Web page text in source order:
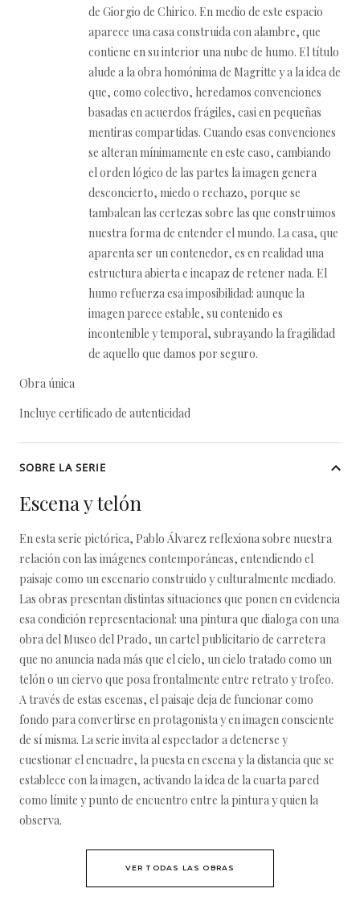
de Giorgio de Chirico. En medio de este espacio
aparece una casa construida con alambre, que
contiene en su interior una nube de humo. El título
alude a la obra homónima de Magritte y a la idea de
que, como colectivo, heredamos convenciones
basadas en acuerdos frágiles, casi en pequeñas
mentiras compartidas. Cuando esas convenciones
se alteran mínimamente en este caso, cambiando
el orden lógico de las partes la imagen genera
desconcierto, miedo o rechazo, porque se
tambalean las certezas sobre las que construimos
nuestra forma de entender el mundo. La casa, que
aparenta ser un contenedor, es en realidad una
estructura abierta e incapaz de retener nada. El
humo refuerza esa imposibilidad: aunque la
imagen parece estable, su contenido es
incontenible y temporal, subrayando la fragilidad
de aquello que damos por seguro.
Obra única
Incluye certificado de autenticidad
SOBRE LA SERIE
Escena y telón
En esta serie pictórica, Pablo Álvarez reflexiona sobre nuestra
relación con las imágenes contemporáneas, entendiendo el
paisaje como un escenario construido y culturalmente mediado.
Las obras presentan distintas situaciones que ponen en evidencia
esa condición representacional: una pintura que dialoga con una
obra del Museo del Prado, un cartel publicitario de carretera
que no anuncia nada más que el cielo, un cielo tratado como un
telón o un ciervo que posa frontalmente entre retrato y trofeo.
A través de estas escenas, el paisaje deja de funcionar como
fondo para convertirse en protagonista y en imagen consciente
de sí misma. La serie invita al espectador a detenerse y
cuestionar el encuadre, la puesta en escena y la distancia que se
establece con la imagen, activando la idea de la cuarta pared
como límite y punto de encuentro entre la pintura y quien la
observa.
VER TODAS LAS OBRAS